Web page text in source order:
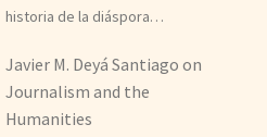
historia de la diáspora…
Javier M. Deyá Santiago on
Journalism and the
Humanities